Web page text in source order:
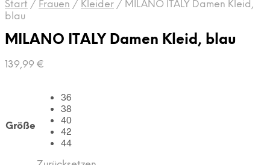
Start / Frauen / Kleider / MILANO ITALY Damen Kleid,
blau
MILANO ITALY Damen Kleid, blau
139,99 €
Größe
36
38
40
42
44